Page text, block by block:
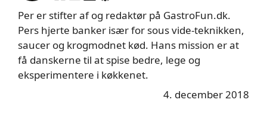
Per er stifter af og redaktør på GastroFun.dk.
Pers hjerte banker især for sous vide-teknikken,
saucer og krogmodnet kød. Hans mission er at
få danskerne til at spise bedre, lege og
eksperimentere i køkkenet.
4. december 2018